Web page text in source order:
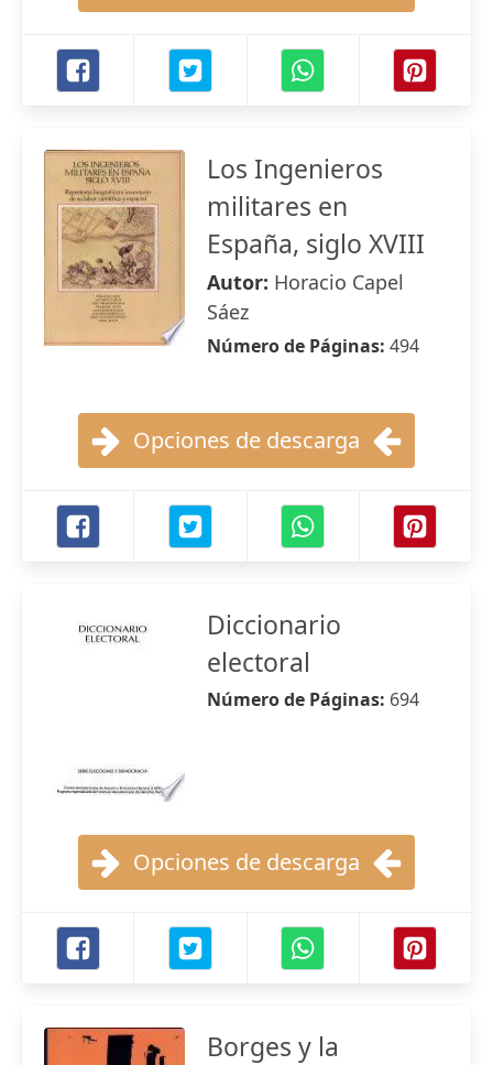
Los Ingenieros
militares en
España, siglo XVIII
Autor: Horacio Capel
Sáez
Número de Páginas: 494
Opciones de descarga
Diccionario
electoral
Número de Páginas: 694
Opciones de descarga
Borges y la